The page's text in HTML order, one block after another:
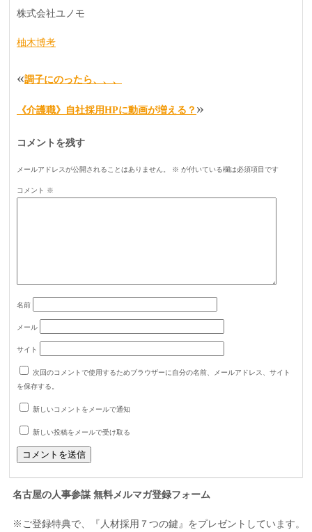
株式会社ユノモ
柚木博考
«調子にのったら、、、
《介護職》自社採用HPに動画が増える？ »
コメントを残す
メールアドレスが公開されることはありません。 ※ が付いている欄は必須項目です
コメント ※
名前
メール
サイト
次回のコメントで使用するためブラウザーに自分の名前、メールアドレス、サイト
を保存する。
新しいコメントをメールで通知
新しい投稿をメールで受け取る
名古屋の人事参謀 無料メルマガ登録フォーム
※ご登録特典で、『人材採用７つの鍵』をプレゼントしています。